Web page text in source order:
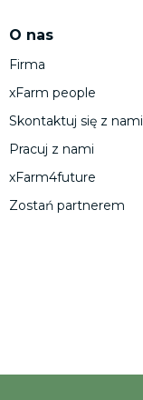
O nas
Firma
xFarm people
Skontaktuj się z nami
Pracuj z nami
xFarm4future
Zostań partnerem